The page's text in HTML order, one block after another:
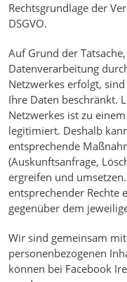
Rechtsgrundlage der
DSGVO.
Auf Grund der
Datenverarbeitung
Netzwerkes erfolgt,
Ihre Daten beschränkt.
Netzwerkes ist zu
legitimiert. Deshalb
entsprechende
(Auskunftsanfrage,
ergreifen und
entsprechender
gegenüber dem
Wir sind gemeinsam
personenbezogenen
können bei Facebook